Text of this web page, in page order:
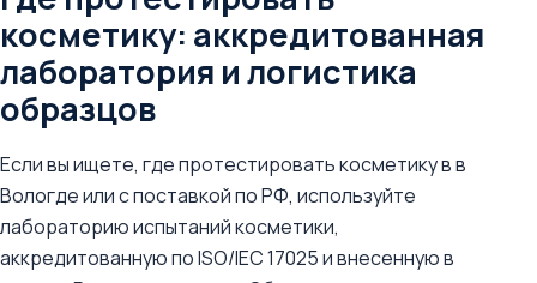
косметику: аккредитованная
лаборатория и логистика
образцов
Если вы ищете, где протестировать косметику в в
Вологде или с поставкой по РФ, используйте
лабораторию испытаний косметики,
аккредитованную по ISO/IEC 17025 и внесенную в